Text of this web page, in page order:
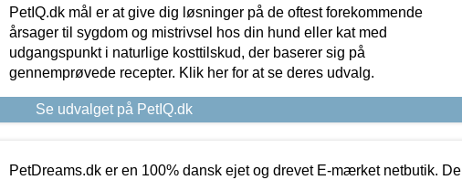
PetIQ.dk mål er at give dig løsninger på de oftest forekommende
årsager til sygdom og mistrivsel hos din hund eller kat med
udgangspunkt i naturlige kosttilskud, der baserer sig på
gennemprøvede recepter. Klik her for at se deres udvalg.
Se udvalget på PetIQ.dk
PetDreams.dk er en 100% dansk ejet og drevet E-mærket netbutik. De